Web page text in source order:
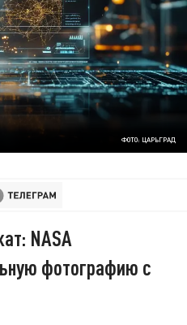
ФОТО: ЦАРЬГРАД
NASA
фотографию с